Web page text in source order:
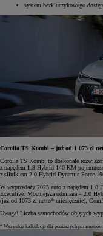
system bezkluczykowego
Corolla TS Kombi – już od 1 073 zł
Corolla TS Kombi to doskonałe
z napędem 1.8 Hybrid 140 KM
z silnikiem 2.0 Hybrid Dynamic Force
W wyprzedaży 2023 auto z napędem 1.8
Executive. Mocniejsza odmiana – 2.0
(już od 1073 zł netto* miesięcznie),
Uwaga! Liczba samochodów objętych
* Wszystkie kalkulacje dla poniższych